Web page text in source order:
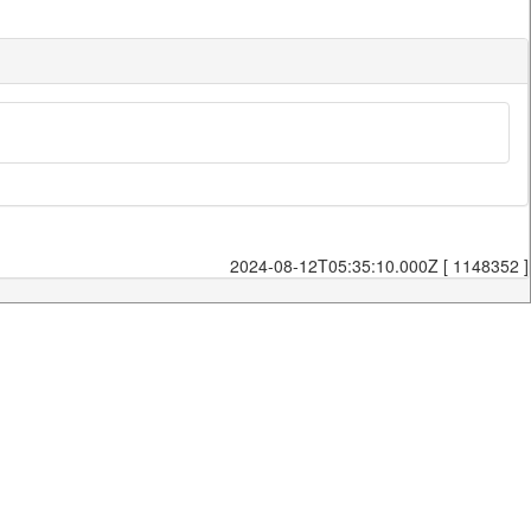
2024-08-12T05:35:10.000Z [ 1148352 ]